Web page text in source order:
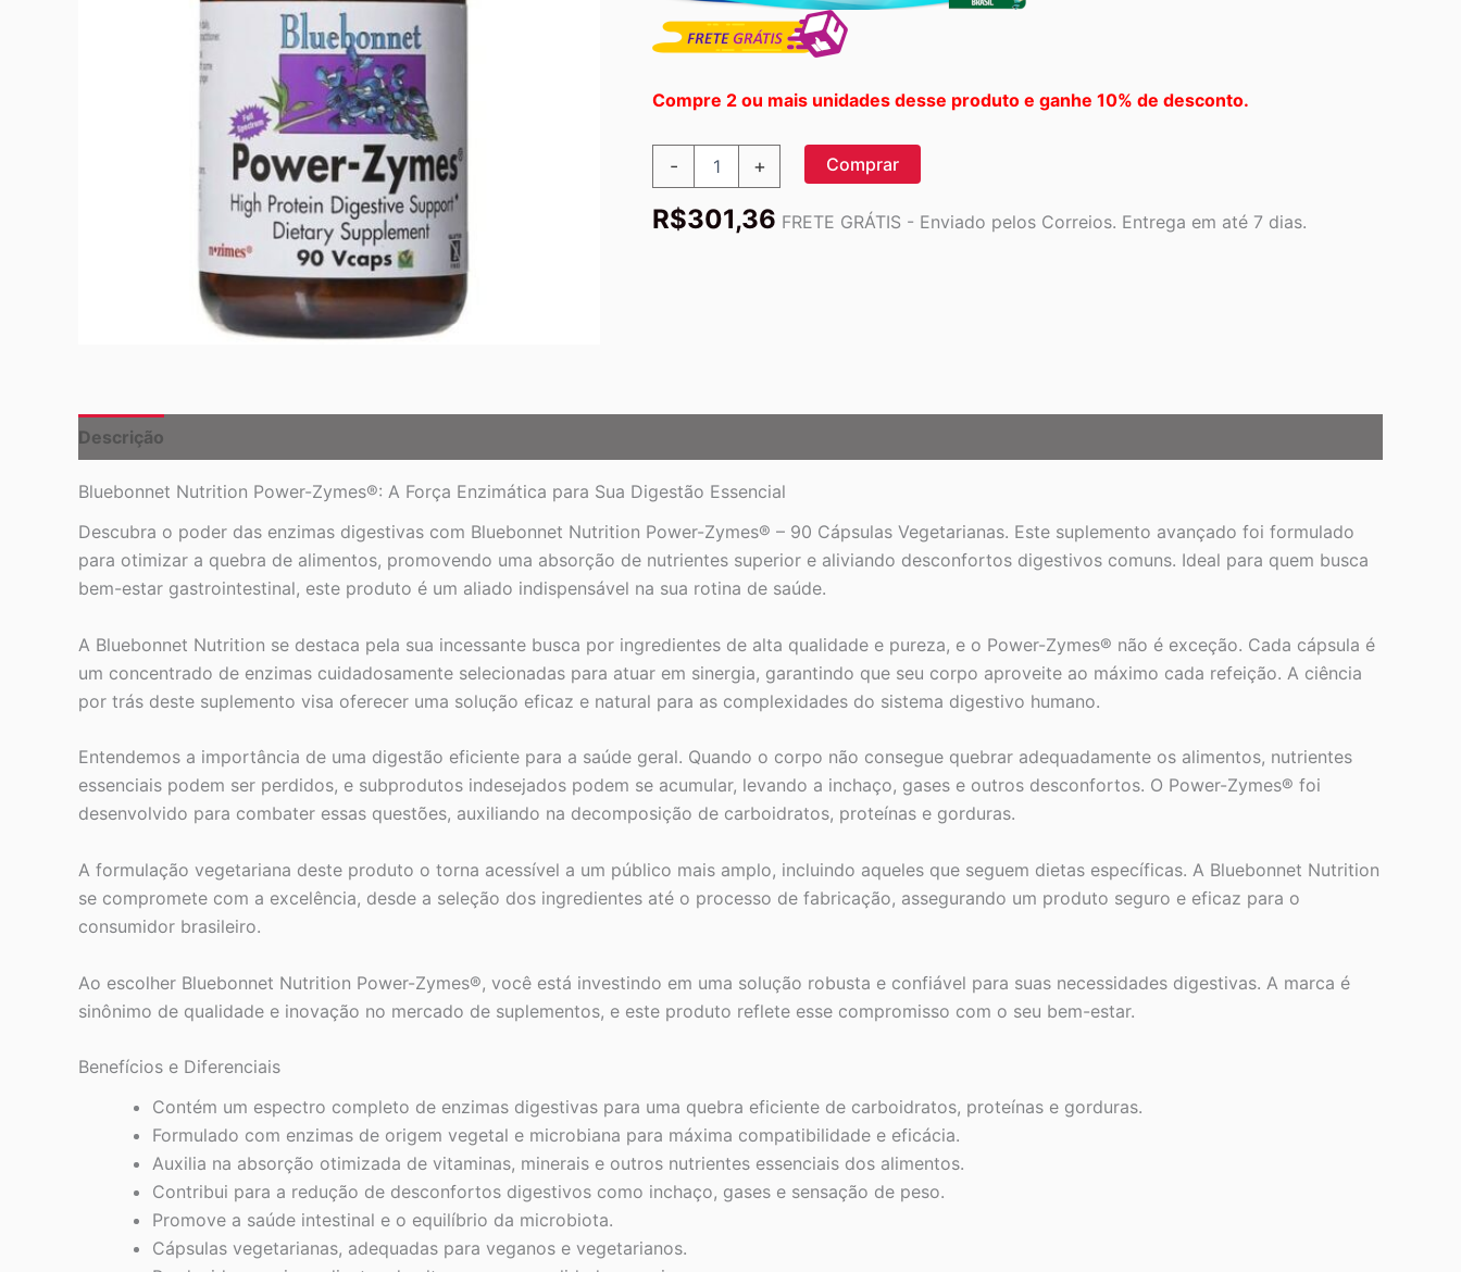
Compre 2 ou mais unidades desse produto e ganhe 10% de desconto.
-
Zymes®
+ Comprar
R$301,36 FRETE GRÁTIS - Enviado pelos Correios. Entrega em até 7 dias.
Descrição
Bluebonnet Nutrition Power-Zymes®: A Força Enzimática para Sua Digestão Essencial
Descubra o poder das enzimas digestivas com Bluebonnet Nutrition Power-Zymes® – 90 Cápsulas Vegetarianas. Este suplemento avançado foi formulado
para otimizar a quebra de alimentos, promovendo uma absorção de nutrientes superior e aliviando desconfortos digestivos comuns. Ideal para quem busca
bem-estar gastrointestinal, este produto é um aliado indispensável na sua rotina de saúde.
A Bluebonnet Nutrition se destaca pela sua incessante busca por ingredientes de alta qualidade e pureza, e o Power-Zymes® não é exceção. Cada cápsula é
um concentrado de enzimas cuidadosamente selecionadas para atuar em sinergia, garantindo que seu corpo aproveite ao máximo cada refeição. A ciência
por trás deste suplemento visa oferecer uma solução eficaz e natural para as complexidades do sistema digestivo humano.
Entendemos a importância de uma digestão eficiente para a saúde geral. Quando o corpo não consegue quebrar adequadamente os alimentos, nutrientes
essenciais podem ser perdidos, e subprodutos indesejados podem se acumular, levando a inchaço, gases e outros desconfortos. O Power-Zymes® foi
desenvolvido para combater essas questões, auxiliando na decomposição de carboidratos, proteínas e gorduras.
A formulação vegetariana deste produto o torna acessível a um público mais amplo, incluindo aqueles que seguem dietas específicas. A Bluebonnet Nutrition
se compromete com a excelência, desde a seleção dos ingredientes até o processo de fabricação, assegurando um produto seguro e eficaz para o
consumidor brasileiro.
Ao escolher Bluebonnet Nutrition Power-Zymes®, você está investindo em uma solução robusta e confiável para suas necessidades digestivas. A marca é
sinônimo de qualidade e inovação no mercado de suplementos, e este produto reflete esse compromisso com o seu bem-estar.
Benefícios e Diferenciais
Contém um espectro completo de enzimas digestivas para uma quebra eficiente de carboidratos, proteínas e gorduras.
Formulado com enzimas de origem vegetal e microbiana para máxima compatibilidade e eficácia.
Auxilia na absorção otimizada de vitaminas, minerais e outros nutrientes essenciais dos alimentos.
Contribui para a redução de desconfortos digestivos como inchaço, gases e sensação de peso.
Promove a saúde intestinal e o equilíbrio da microbiota.
Cápsulas vegetarianas, adequadas para veganos e vegetarianos.